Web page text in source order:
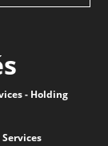
- Holding